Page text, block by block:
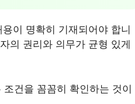
이 명확히 기재되어야 합니
의 권리와 의무가 균형 있게
건을 꼼꼼히 확인하는 것이